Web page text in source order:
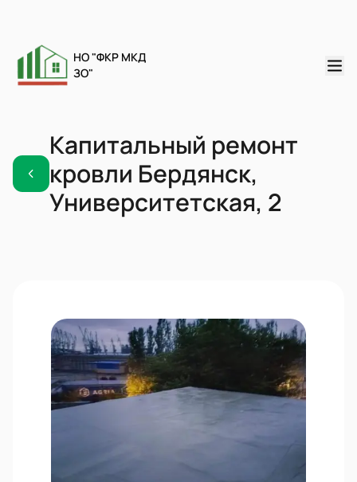
НО "ФКР МКД
ЗО"
Капитальный ремонт
кровли Бердянск,
Университетская, 2